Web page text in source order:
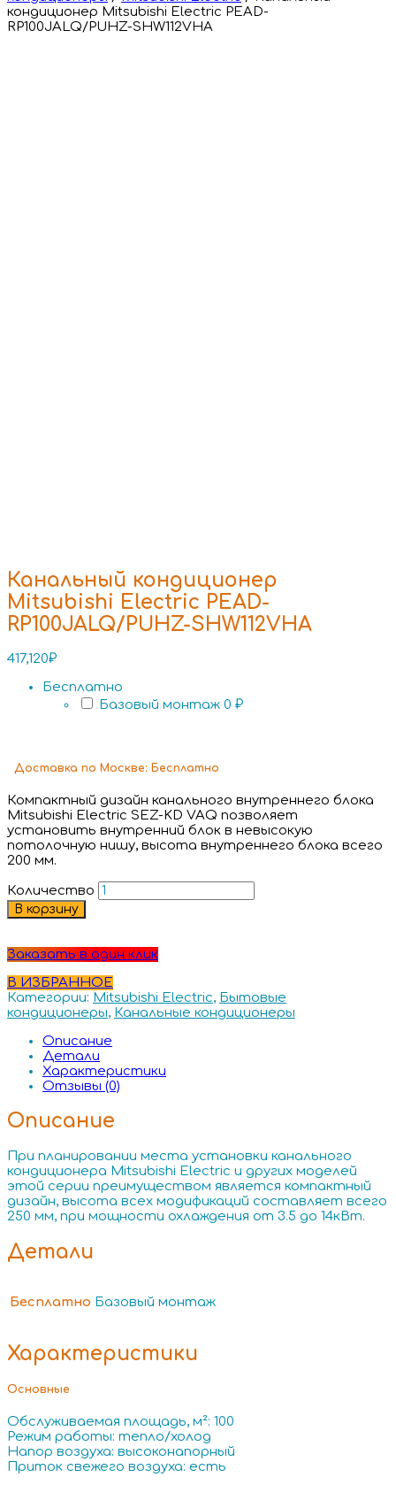
кондиционер Mitsubishi Electric PEAD-
RP100JALQ/PUHZ-SHW112VHA
Канальный кондиционер
Mitsubishi Electric PEAD-
RP100JALQ/PUHZ-SHW112VHA
417,120₽
Бесплатно
Базовый монтаж 0 ₽
Доставка по Москве: Бесплатно
Компактный дизайн канального внутреннего блока
Mitsubishi Electric SEZ-KD VAQ позволяет
установить внутренний блок в невысокую
потолочную нишу, высота внутреннего блока всего
200 мм.
Количество
В корзину
Заказать в один клик
В ИЗБРАННОЕ
Категории: Mitsubishi Electric, Бытовые
кондиционеры, Канальные кондиционеры
Описание
Детали
Характеристики
Отзывы (0)
Описание
При планировании места установки канального
кондиционера Mitsubishi Electric и других моделей
этой серии преимуществом является компактный
дизайн, высота всех модификаций составляет всего
250 мм, при мощности охлаждения от 3.5 до 14кВт.
Детали
Бесплатно Базовый монтаж
Характеристики
Основные
Обслуживаемая площадь, м²: 100
Режим работы: тепло/холод
Напор воздуха: высоконапорный
Приток свежего воздуха: есть